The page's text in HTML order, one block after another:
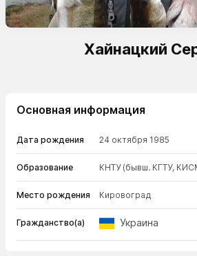
Хайнацкий
Основная информация
Дата рождения 24 октября 1985
Образование КНТУ (бывш. КГТУ,
Место рождения Кировоград
Гражданство(а) Украина